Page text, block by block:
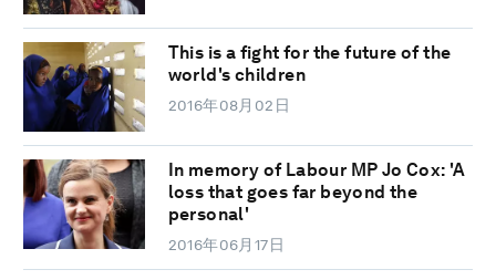
This is a fight for the future of the
world's children
2016年08月02日
In memory of Labour MP Jo Cox: 'A
loss that goes far beyond the
personal'
2016年06月17日